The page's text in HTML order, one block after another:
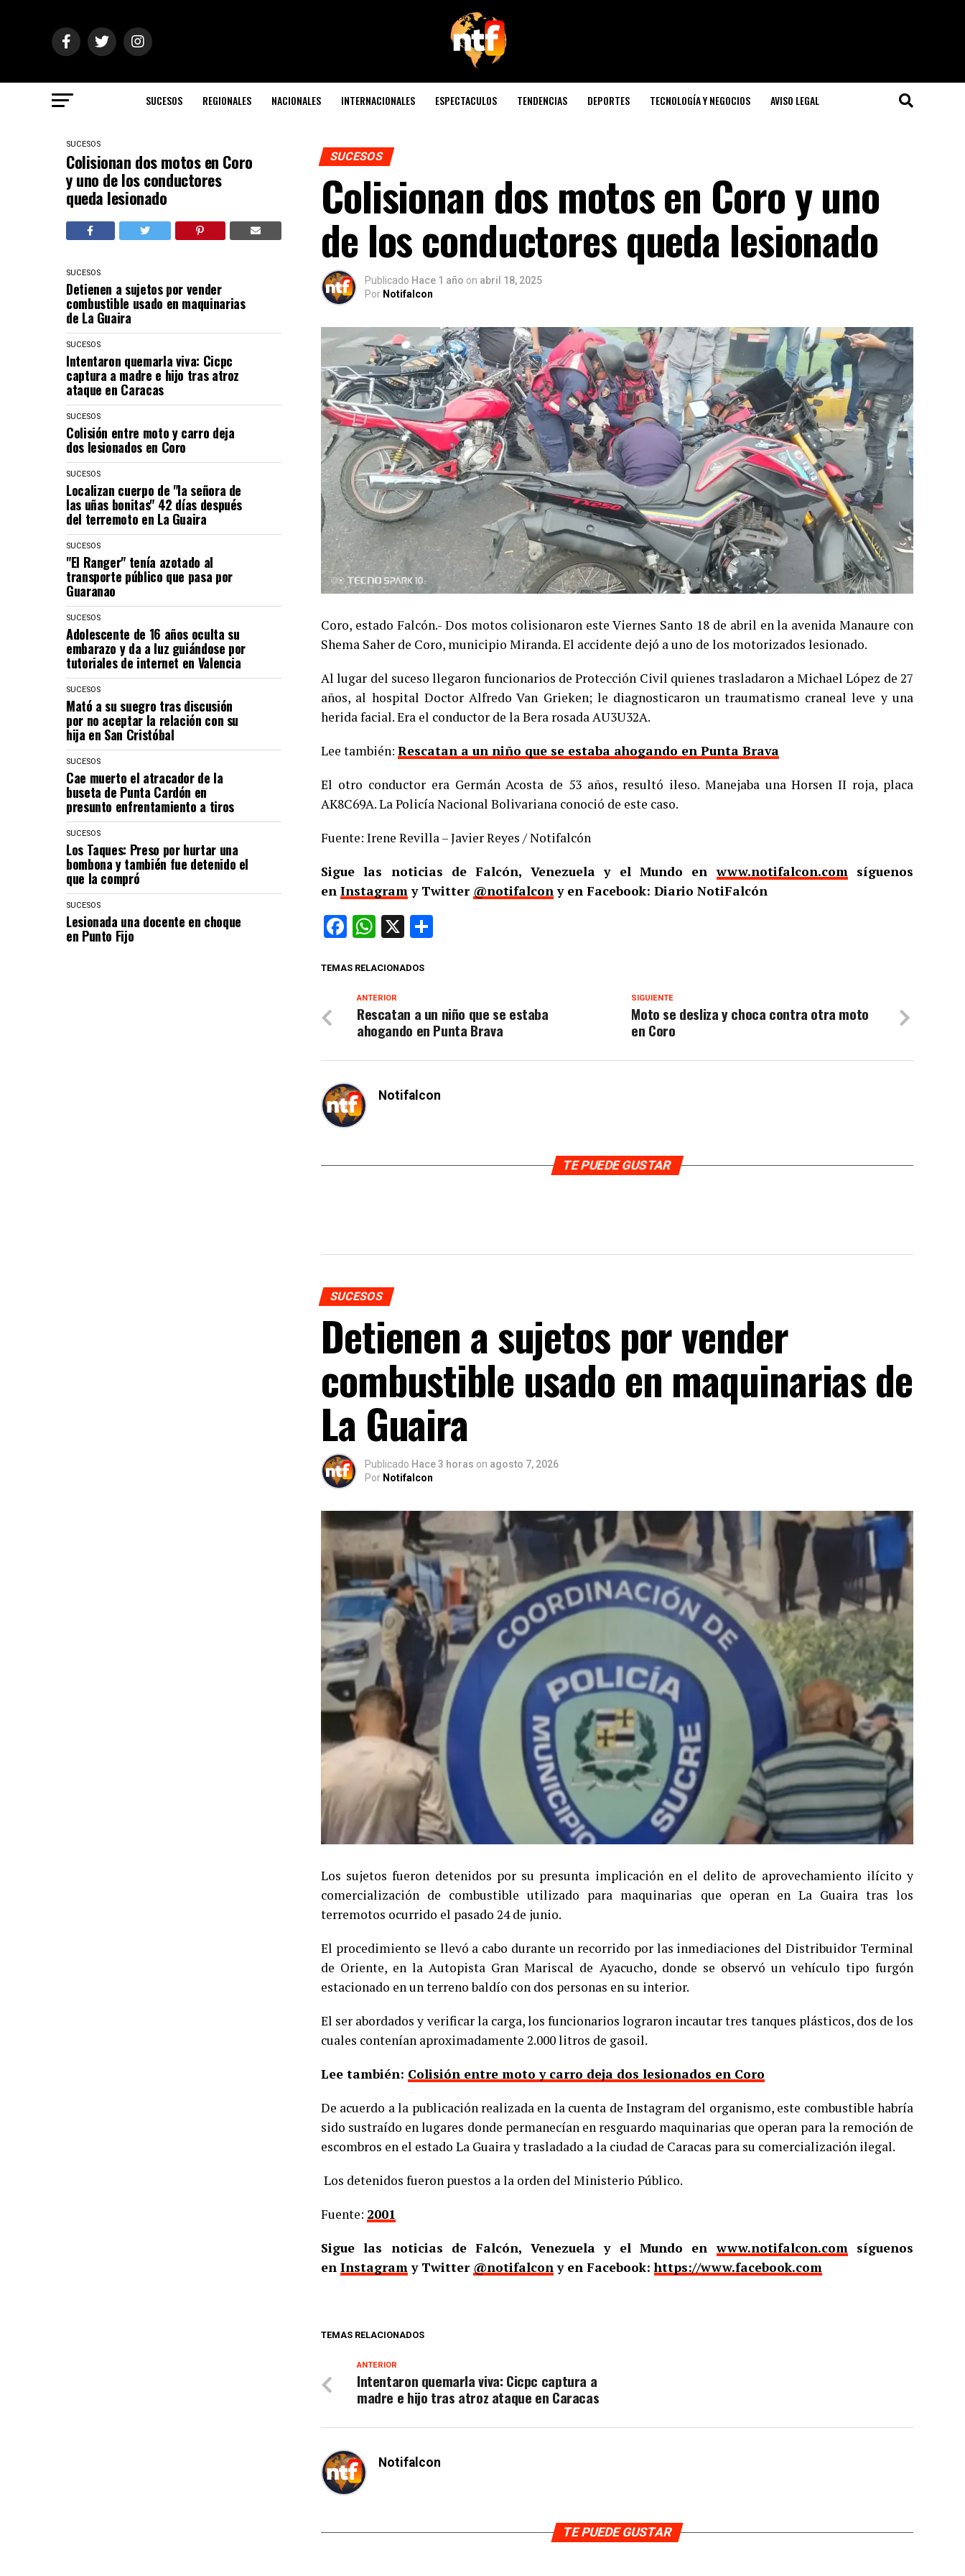
SUCESOS REGIONALES NACIONALES INTERNACIONALES ESPECTACULOS TENDENCIAS DEPORTES TECNOLOGÍA Y NEGOCIOS AVISO LEGAL
SUCESOS
Colisionan dos motos en Coro
y uno de los conductores
queda lesionado
SUCESOS
Detienen a sujetos por vender
combustible usado en maquinarias
de La Guaira
SUCESOS
Intentaron quemarla viva: Cicpc
captura a madre e hijo tras atroz
ataque en Caracas
SUCESOS
Colisión entre moto y carro deja
dos lesionados en Coro
SUCESOS
Localizan cuerpo de "la señora de
las uñas bonitas" 42 días después
del terremoto en La Guaira
SUCESOS
"El Ranger" tenía azotado al
transporte público que pasa por
Guaranao
SUCESOS
Adolescente de 16 años oculta su
embarazo y da a luz guiándose por
tutoriales de internet en Valencia
SUCESOS
Mató a su suegro tras discusión
por no aceptar la relación con su
hija en San Cristóbal
SUCESOS
Cae muerto el atracador de la
buseta de Punta Cardón en
presunto enfrentamiento a tiros
SUCESOS
Los Taques: Preso por hurtar una
bombona y también fue detenido el
que la compró
SUCESOS
Lesionada una docente en choque
en Punto Fijo
SUCESOS
Colisionan dos motos en Coro y uno
de los conductores queda lesionado
Publicado Hace 1 año on abril 18, 2025
Por Notifalcon
Coro, estado Falcón.- Dos motos colisionaron este Viernes Santo 18 de abril en la avenida Manaure con
Shema Saher de Coro, municipio Miranda. El accidente dejó a uno de los motorizados lesionado.
Al lugar del suceso llegaron funcionarios de Protección Civil quienes trasladaron a Michael López de 27
años, al hospital Doctor Alfredo Van Grieken; le diagnosticaron un traumatismo craneal leve y una
herida facial. Era el conductor de la Bera rosada AU3U32A.
Lee también: Rescatan a un niño que se estaba ahogando en Punta Brava
El otro conductor era Germán Acosta de 53 años, resultó ileso. Manejaba una Horsen II roja, placa
AK8C69A. La Policía Nacional Bolivariana conoció de este caso.
Fuente: Irene Revilla – Javier Reyes / Notifalcón
Sigue las noticias de Falcón, Venezuela y el Mundo enwww.notifalcon.comsíguenos
en Instagramy Twitter @notifalcony en Facebook: Diario NotiFalcón
Facebook
WhatsApp
X
TEMAS RELACIONADOS
SIGUIENTE
Moto se desliza y choca contra otra moto
en Coro
ANTERIOR
Rescatan a un niño que se estaba
ahogando en Punta Brava
Notifalcon
TE PUEDE GUSTAR
SUCESOS
Detienen a sujetos por vender
combustible usado en maquinarias de
La Guaira
Publicado Hace 3 horas on agosto 7, 2026
Por Notifalcon
Los sujetos fueron detenidos por su presunta implicación en el delito de aprovechamiento ilícito y
comercialización de combustible utilizado para maquinarias que operan en La Guaira tras los
terremotos ocurrido el pasado 24 de junio.
El procedimiento se llevó a cabo durante un recorrido por las inmediaciones del Distribuidor Terminal
de Oriente, en la Autopista Gran Mariscal de Ayacucho, donde se observó un vehículo tipo furgón
estacionado en un terreno baldío con dos personas en su interior.
El ser abordados y verificar la carga, los funcionarios lograron incautar tres tanques plásticos, dos de los
cuales contenían aproximadamente 2.000 litros de gasoil.
Lee también: Colisión entre moto y carro deja dos lesionados en Coro
De acuerdo a la publicación realizada en la cuenta de Instagram del organismo, este combustible habría
sido sustraído en lugares donde permanecían en resguardo maquinarias que operan para la remoción de
escombros en el estado La Guaira y trasladado a la ciudad de Caracas para su comercialización ilegal.
Los detenidos fueron puestos a la orden del Ministerio Público.
Fuente: 2001
Sigue las noticias de Falcón, Venezuela y el Mundo enwww.notifalcon.comsíguenos
en Instagramy Twitter @notifalcony en Facebook:https://www.facebook.com
TEMAS RELACIONADOS
ANTERIOR
Intentaron quemarla viva: Cicpc captura a
madre e hijo tras atroz ataque en Caracas
Notifalcon
TE PUEDE GUSTAR